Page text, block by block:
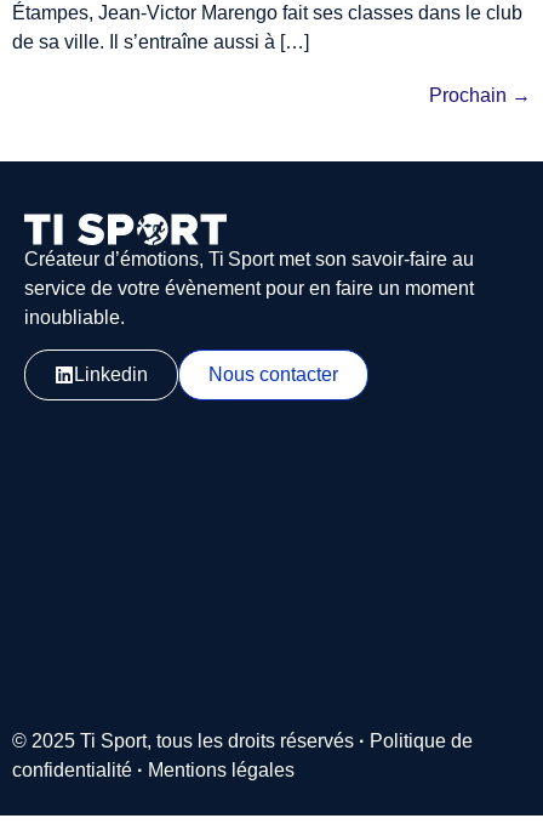
Étampes, Jean-Victor Marengo fait ses classes dans le club
de sa ville. Il s’entraîne aussi à […]
Prochain →
Créateur d’émotions, Ti Sport met son savoir-faire au
service de votre évènement pour en faire un moment
inoubliable.
Linkedin Nous contacter
© 2025 Ti Sport, tous les droits réservés · Politique de
confidentialité · Mentions légales